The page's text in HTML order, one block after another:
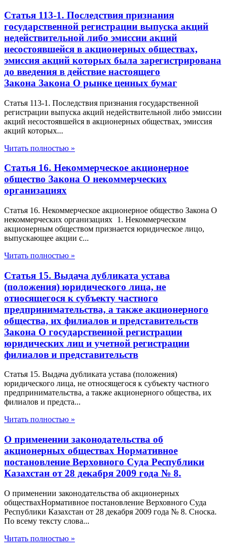
Статья 113-1. Последствия признания
государственной регистрации выпуска акций
недействительной либо эмиссии акций
несостоявшейся в акционерных обществах,
эмиссия акций которых была зарегистрирована
до введения в действие настоящего
Закона Закона О рынке ценных бумаг
Статья 113-1. Последствия признания государственной
регистрации выпуска акций недействительной либо эмиссии
акций несостоявшейся в акционерных обществах, эмиссия
акций которых...
Читать полностью »
Статья 16. Некоммерческое акционерное
общество Закона О некоммерческих
организациях
Статья 16. Некоммерческое акционерное общество Закона О
некоммерческих организациях 1. Некоммерческим
акционерным обществом признается юридическое лицо,
выпускающее акции с...
Читать полностью »
Статья 15. Выдача дубликата устава
(положения) юридического лица, не
относящегося к субъекту частного
предпринимательства, а также акционерного
общества, их филиалов и представительств
Закона О государственной регистрации
юридических лиц и учетной регистрации
филиалов и представительств
Статья 15. Выдача дубликата устава (положения)
юридического лица, не относящегося к субъекту частного
предпринимательства, а также акционерного общества, их
филиалов и предста...
Читать полностью »
О применении законодательства об
акционерных обществах Нормативное
постановление Верховного Суда Республики
Казахстан от 28 декабря 2009 года № 8.
О применении законодательства об акционерных
обществахНормативное постановление Верховного Суда
Республики Казахстан от 28 декабря 2009 года № 8. Сноска.
По всему тексту слова...
Читать полностью »